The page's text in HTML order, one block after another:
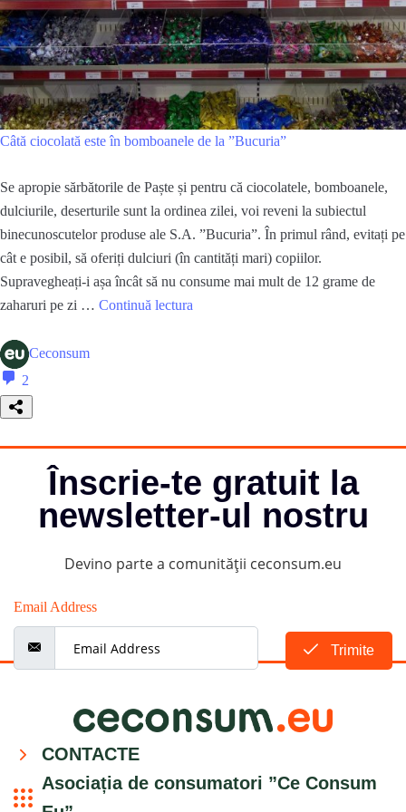
Câtă ciocolată este în bomboanele de la ”Bucuria”
Se apropie sărbătorile de Paște și pentru că ciocolatele, bomboanele,
dulciurile, deserturile sunt la ordinea zilei, voi reveni la subiectul
binecunoscutelor produse ale S.A. ”Bucuria”. În primul rând, evitați pe
cât e posibil, să oferiți dulciuri (în cantități mari) copiilor.
Supravegheați-i așa încât să nu consume mai mult de 12 grame de
zaharuri pe zi … Continuă lectura
la
Ceconsum
2
Înscrie-te gratuit la
newsletter-ul nostru
Devino parte a comunității ceconsum.eu
Email Address
Trimite
CONTACTE
Asociația de consumatori ”Ce Consum